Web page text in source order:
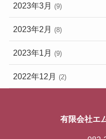
2023年3月 (9)
2023年2月 (8)
2023年1月 (9)
2022年12月 (2)
有限会社エ